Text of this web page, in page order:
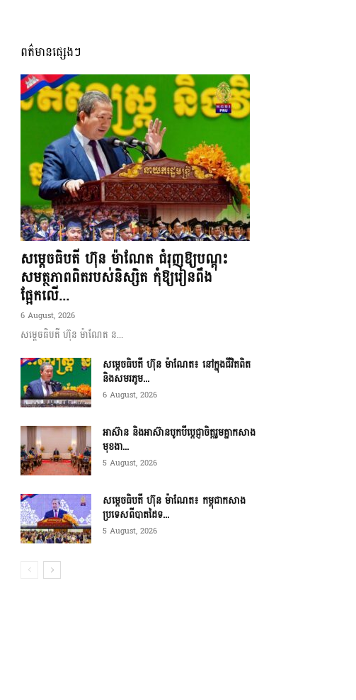
ពត៌មានផ្សេងៗ
សម្តេចធិបតី ហ៊ុន ម៉ាណែត ជំរុញឱ្យបណ្តុះ
សមត្ថភាពពិតរបស់និស្សិត កុំឱ្យរៀនពឹង
ផ្អែកលើ...
6 August, 2026
សម្តេចធិបតី ហ៊ុន ម៉ាណែត ន...
សម្តេចធិបតី ហ៊ុន ម៉ាណែត៖ នៅក្នុងជីវិតពិត
និងសមរភូម...
6 August, 2026
អាស៊ាន និងអាស៊ានបូកបីប្តេជ្ញាចិត្តរួមគ្នាកសាង
មុខងា...
5 August, 2026
សម្ដេចធិបតី ហ៊ុន ម៉ាណែត៖ កម្ពុជាកសាង
ប្រទេសពីបាតដៃទ...
5 August, 2026